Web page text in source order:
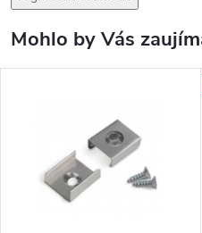
Mohlo by Vás